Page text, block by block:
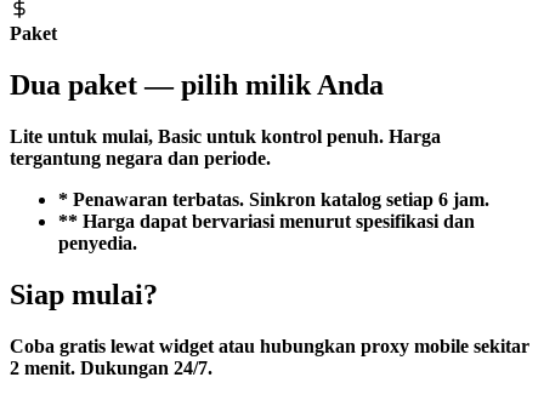
Paket
Dua paket — pilih milik Anda
Lite untuk mulai, Basic untuk kontrol penuh. Harga
tergantung negara dan periode.
* Penawaran terbatas. Sinkron katalog setiap 6 jam.
** Harga dapat bervariasi menurut spesifikasi dan
penyedia.
Siap mulai?
Coba gratis lewat widget atau hubungkan proxy mobile sekitar
2 menit. Dukungan 24/7.